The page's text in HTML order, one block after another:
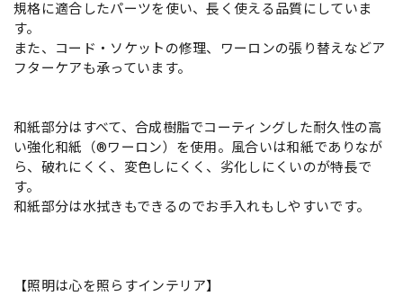
規格に適合したパーツを使い、長く使える品質にしていま
す。
また、コード・ソケットの修理、ワーロンの張り替えなどア
フターケアも承っています。
和紙部分はすべて、合成樹脂でコーティングした耐久性の高
い強化和紙（®ワーロン）を使用。風合いは和紙でありなが
ら、破れにくく、変色しにくく、劣化しにくいのが特長で
す。
和紙部分は水拭きもできるのでお手入れもしやすいです。
【照明は心を照らすインテリア】